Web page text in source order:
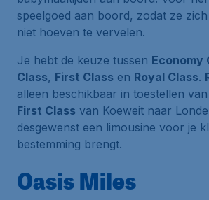
speelgoed aan boord, zodat ze
niet hoeven te vervelen.
Je hebt de keuze tussen Economy
Class, First Class en Royal Class.
alleen beschikbaar in toestellen
First Class van Koeweit naar
desgewenst een limousine voor je
bestemming brengt.
Oasis Miles